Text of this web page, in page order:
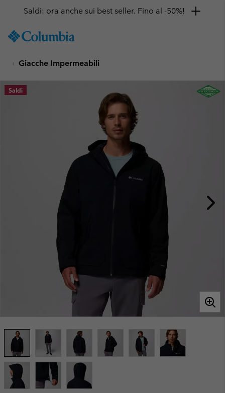
TO
SKIP
MAIN
NAV
Saldi: ora anche sui best seller. Fino al -50%!
Giacche Impermeabili
Saldi